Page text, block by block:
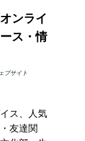
ンライ
ス・情
ブサイト
ス、人気
友達関